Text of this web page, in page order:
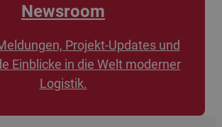
Newsroom
Projekt-Updates und
Einblicke in die Welt moderner
Logistik.